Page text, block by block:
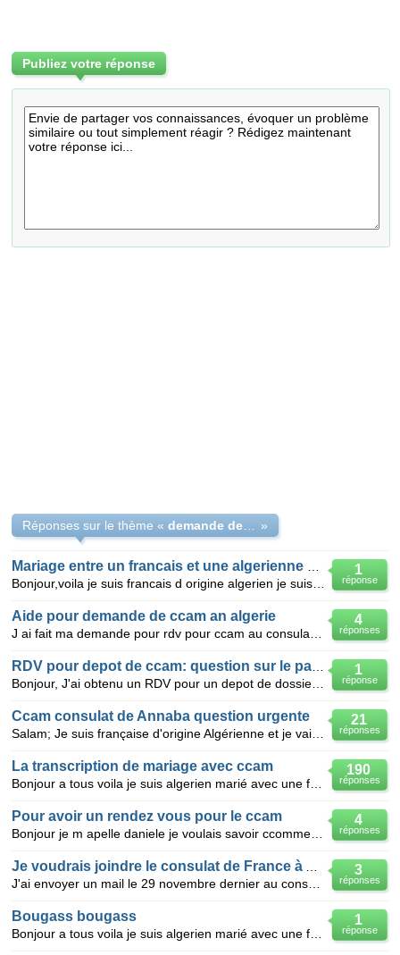
Publiez votre réponse
Réponses sur le thème « »
1
réponse
4
réponses
Aide pour demande de ccam an algerie
1
réponse
21
réponses
Ccam consulat de Annaba question urgente
190
réponses
La transcription de mariage avec ccam
4
réponses
Pour avoir un rendez vous pour le ccam
3
réponses
1
réponse
Bougass bougass